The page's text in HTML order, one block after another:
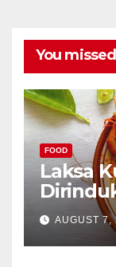
You missed
FOOD
Laksa
AUGUST